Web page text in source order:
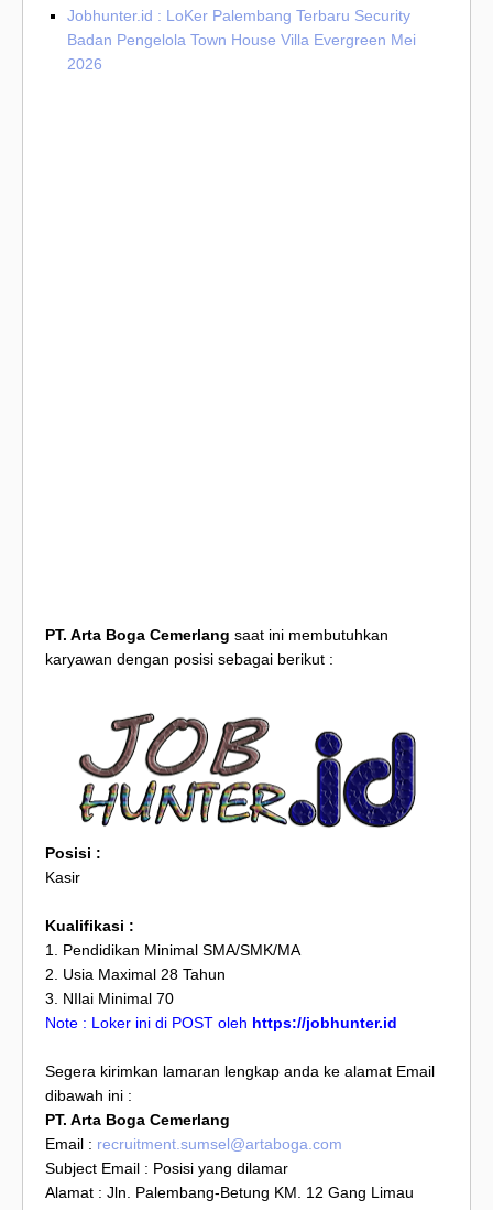
Jobhunter.id : LoKer Palembang Terbaru Security
Badan Pengelola Town House Villa Evergreen Mei
2026
PT. Arta Boga Cemerlang saat ini membutuhkan
karyawan dengan posisi sebagai berikut :
Posisi :
Kasir
Kualifikasi :
1. Pendidikan Minimal SMA/SMK/MA
2. Usia Maximal 28 Tahun
3. NIlai Minimal 70
Note : Loker ini di POST oleh https://jobhunter.id
Segera kirimkan lamaran lengkap anda ke alamat Email
dibawah ini :
PT. Arta Boga Cemerlang
Email : recruitment.sumsel@artaboga.com
Subject Email : Posisi yang dilamar
Alamat : Jln. Palembang-Betung KM. 12 Gang Limau